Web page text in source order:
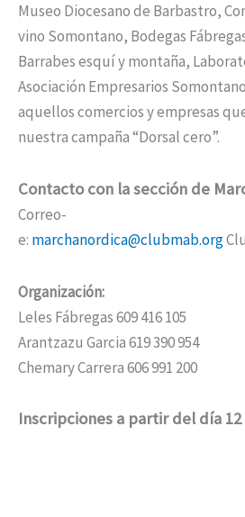
Museo Diocesano de Barbastro,
vino Somontano, Bodegas
Barrabes esquí y montaña,
Asociación Empresarios
aquellos comercios y empresas
nuestra campaña “Dorsal cero”.
Contacto con lasección de
Correo-
e: marchanordica@clubmab.org
Organización:
Leles Fábregas 609 416 105
Arantzazu Garcia 619 390 954
Chemary Carrera 606 991 200
Inscripciones a partir del día 12